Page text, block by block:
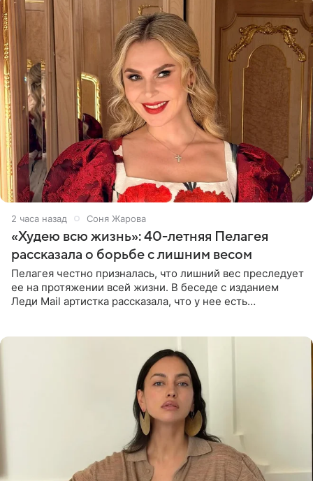
2 часа назад Соня Жарова
«Худею всю жизнь»: 40-летняя Пелагея
рассказала о борьбе с лишним весом
Пелагея честно призналась, что лишний вес преследует
ее на протяжении всей жизни. В беседе с изданием
Леди Mail артистка рассказала, что у нее есть